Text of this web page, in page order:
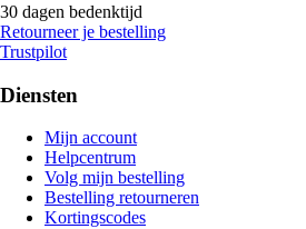
30 dagen bedenktijd
Retourneer je bestelling
Trustpilot
Diensten
Mijn account
Helpcentrum
Volg mijn bestelling
Bestelling retourneren
Kortingscodes